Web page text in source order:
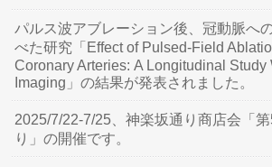
パルス波アブレーション後、冠動脈へ
べた研究「Effect of Pulsed-Field
Coronary Arteries: A Longitudinal Study
Imaging」の結果が発表されました。
2025/7/22-7/25、神楽坂通り商店会「
り」の開催です。